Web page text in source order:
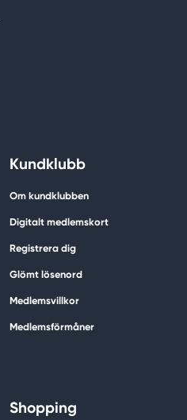
Kundklubb
Om kundklubben
Digitalt medlemskort
Registrera dig
Glömt lösenord
Medlemsvillkor
Medlemsförmåner
Shopping